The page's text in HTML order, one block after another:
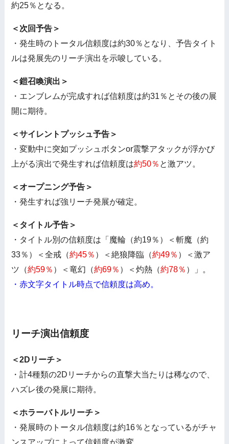
約25％となる。
＜次回予告＞
・発生時のトータル信頼度は約30％となり、予告タイト
ルは発展先のリーチ演出を示唆している。
＜鎧召喚演出＞
・エンブレムが完成すれば信頼度は約31％とその後の展
開に期待。
＜サイレントプッシュ予告＞
・変動中に突如プッシュボタンor震撃アタックが浮かび
上がる演出で発生すれば信頼度は約50％ と激アツ。
＜オープニング予告＞
・発生すれば強リーチ発展が確定。
＜タイトル予告＞
・タイトル別の信頼度は「魔輪（約19％）＜斬魔（約
33％）＜全戒（約45％ ）＜絶狼降臨（約49％ ）＜激ア
ツ（約59％ ）＜竜幻（約69％ ）＜灼熱（約78％ ）」。
・赤文字タイトル時点で信頼度は高め。
リーチ演出信頼度
＜2Dリーチ＞
・計4種類の2Dリーチからの直撃大当たりは稀なので、
ハズレ後の発展に期待。
＜ホラーバトルリーチ＞
・発展時のトータル信頼度は約16％となっているがチャ
ンスアップによって信頼度が激変。